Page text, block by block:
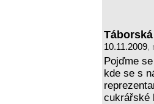
10.11.2009,
Pojďme
kde se s
cukrářské